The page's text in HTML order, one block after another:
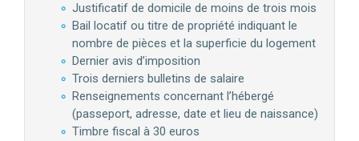
Justificatif de domicile de moins de trois mois
Bail locatif ou titre de propriété indiquant le
nombre de pièces et la superficie du logement
Dernier avis d’imposition
Trois derniers bulletins de salaire
Renseignements concernant l’hébergé
(passeport, adresse, date et lieu de naissance)
Timbre fiscal à 30 euros